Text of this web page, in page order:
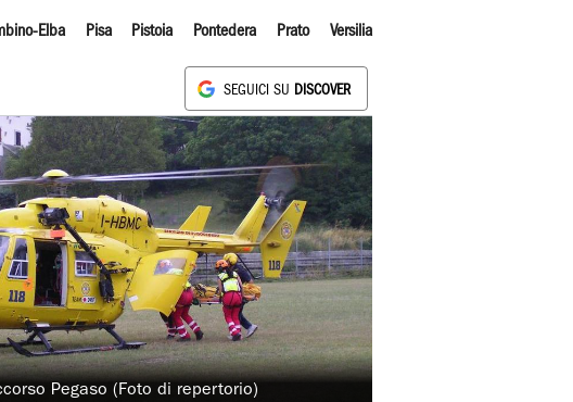
Elba Pisa Pistoia Pontedera Prato Versilia
SEGUICI SU DISCOVER
Pegaso (Foto di repertorio)